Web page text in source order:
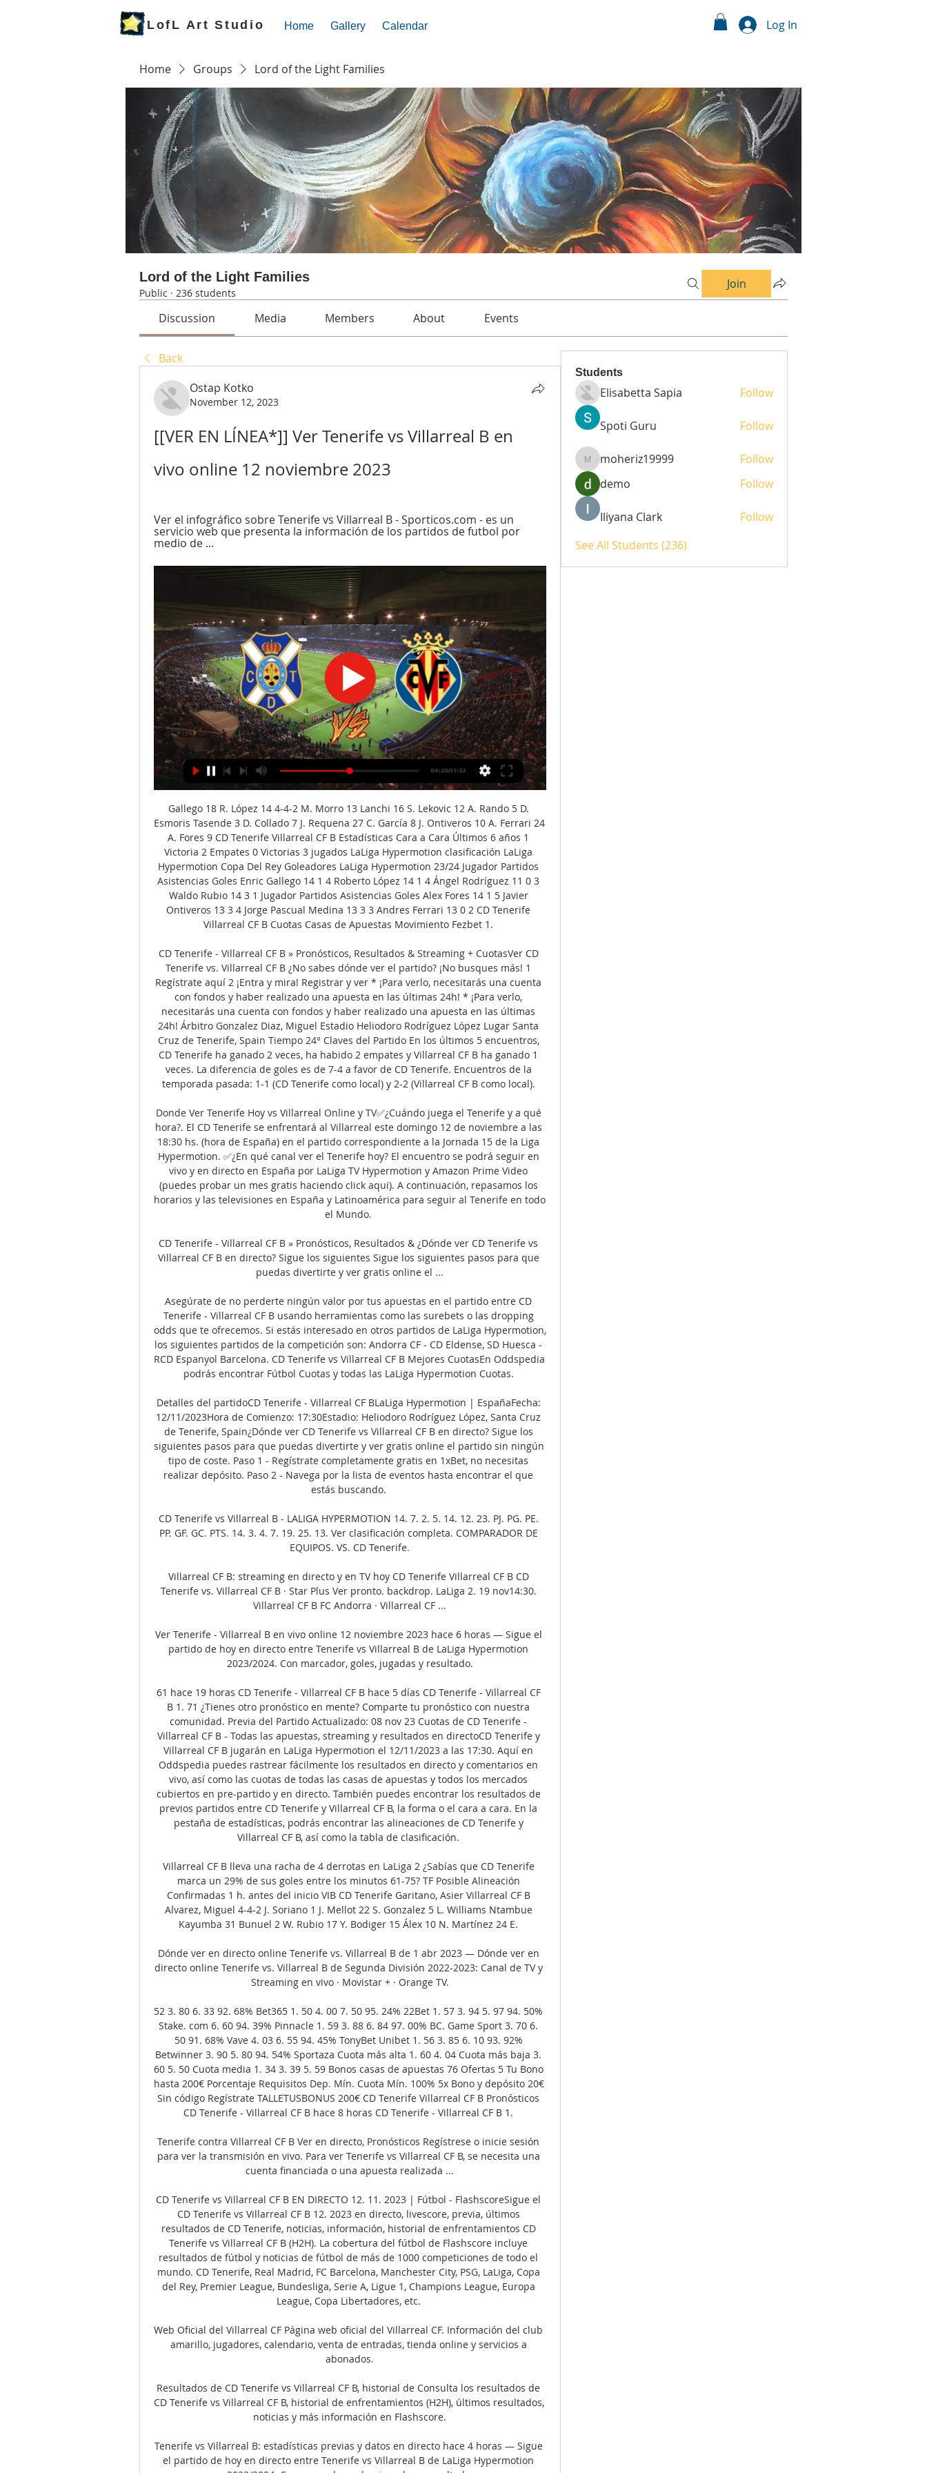
LofL Art Studio Home Gallery Calendar Log In
Home Groups Lord of the Light Families
Lord of the Light Families
Public · 236 students
Join
Discussion Media Members About Events
Back
Ostap Kotko
November 12, 2023
[[VER EN LÍNEA*]] Ver Tenerife vs Villarreal B en
vivo online 12 noviembre 2023
Ver el infográfico sobre Tenerife vs Villarreal B - Sporticos.com - es un
servicio web que presenta la información de los partidos de futbol por
medio de ...
Gallego 18 R. López 14 4-4-2 M. Morro 13 Lanchi 16 S. Lekovic 12 A. Rando 5 D.
Esmoris Tasende 3 D. Collado 7 J. Requena 27 C. García 8 J. Ontiveros 10 A. Ferrari 24
A. Fores 9 CD Tenerife Villarreal CF B Estadísticas Cara a Cara Últimos 6 años 1
Victoria 2 Empates 0 Victorias 3 jugados LaLiga Hypermotion clasificación LaLiga
Hypermotion Copa Del Rey Goleadores LaLiga Hypermotion 23/24 Jugador Partidos
Asistencias Goles Enric Gallego 14 1 4 Roberto López 14 1 4 Ángel Rodríguez 11 0 3
Waldo Rubio 14 3 1 Jugador Partidos Asistencias Goles Alex Fores 14 1 5 Javier
Ontiveros 13 3 4 Jorge Pascual Medina 13 3 3 Andres Ferrari 13 0 2 CD Tenerife
Villarreal CF B Cuotas Casas de Apuestas Movimiento Fezbet 1.
CD Tenerife - Villarreal CF B » Pronósticos, Resultados & Streaming + CuotasVer CD
Tenerife vs. Villarreal CF B ¿No sabes dónde ver el partido? ¡No busques más! 1
Regístrate aquí 2 ¡Entra y mira! Registrar y ver * ¡Para verlo, necesitarás una cuenta
con fondos y haber realizado una apuesta en las últimas 24h! * ¡Para verlo,
necesitarás una cuenta con fondos y haber realizado una apuesta en las últimas
24h! Árbitro Gonzalez Diaz, Miguel Estadio Heliodoro Rodríguez López Lugar Santa
Cruz de Tenerife, Spain Tiempo 24° Claves del Partido En los últimos 5 encuentros,
CD Tenerife ha ganado 2 veces, ha habido 2 empates y Villarreal CF B ha ganado 1
veces. La diferencia de goles es de 7-4 a favor de CD Tenerife. Encuentros de la
temporada pasada: 1-1 (CD Tenerife como local) y 2-2 (Villarreal CF B como local).
Donde Ver Tenerife Hoy vs Villarreal Online y TV✅¿Cuándo juega el Tenerife y a qué
hora?. El CD Tenerife se enfrentará al Villarreal este domingo 12 de noviembre a las
18:30 hs. (hora de España) en el partido correspondiente a la Jornada 15 de la Liga
Hypermotion. ✅¿En qué canal ver el Tenerife hoy? El encuentro se podrá seguir en
vivo y en directo en España por LaLiga TV Hypermotion y Amazon Prime Video
(puedes probar un mes gratis haciendo click aqui). A continuación, repasamos los
horarios y las televisiones en España y Latinoamérica para seguir al Tenerife en todo
el Mundo.
CD Tenerife - Villarreal CF B » Pronósticos, Resultados & ¿Dónde ver CD Tenerife vs
Villarreal CF B en directo? Sigue los siguientes Sigue los siguientes pasos para que
puedas divertirte y ver gratis online el ...
Asegúrate de no perderte ningún valor por tus apuestas en el partido entre CD
Tenerife - Villarreal CF B usando herramientas como las surebets o las dropping
odds que te ofrecemos. Si estás interesado en otros partidos de LaLiga Hypermotion,
los siguientes partidos de la competición son: Andorra CF - CD Eldense, SD Huesca -
RCD Espanyol Barcelona. CD Tenerife vs Villarreal CF B Mejores CuotasEn Oddspedia
podrás encontrar Fútbol Cuotas y todas las LaLiga Hypermotion Cuotas.
Detalles del partidoCD Tenerife - Villarreal CF BLaLiga Hypermotion | EspañaFecha:
12/11/2023Hora de Comienzo: 17:30Estadio: Heliodoro Rodríguez López, Santa Cruz
de Tenerife, Spain¿Dónde ver CD Tenerife vs Villarreal CF B en directo? Sigue los
siguientes pasos para que puedas divertirte y ver gratis online el partido sin ningún
tipo de coste. Paso 1 - Regístrate completamente gratis en 1xBet, no necesitas
realizar depósito. Paso 2 - Navega por la lista de eventos hasta encontrar el que
estás buscando.
CD Tenerife vs Villarreal B - LALIGA HYPERMOTION 14. 7. 2. 5. 14. 12. 23. PJ. PG. PE.
PP. GF. GC. PTS. 14. 3. 4. 7. 19. 25. 13. Ver clasificación completa. COMPARADOR DE
EQUIPOS. VS. CD Tenerife.
Villarreal CF B: streaming en directo y en TV hoy CD Tenerife Villarreal CF B CD
Tenerife vs. Villarreal CF B · Star Plus Ver pronto. backdrop. LaLiga 2. 19 nov14:30.
Villarreal CF B FC Andorra · Villarreal CF ...
Ver Tenerife - Villarreal B en vivo online 12 noviembre 2023 hace 6 horas — Sigue el
partido de hoy en directo entre Tenerife vs Villarreal B de LaLiga Hypermotion
2023/2024. Con marcador, goles, jugadas y resultado.
61 hace 19 horas CD Tenerife - Villarreal CF B hace 5 días CD Tenerife - Villarreal CF
B 1. 71 ¿Tienes otro pronóstico en mente? Comparte tu pronóstico con nuestra
comunidad. Previa del Partido Actualizado: 08 nov 23 Cuotas de CD Tenerife -
Villarreal CF B - Todas las apuestas, streaming y resultados en directoCD Tenerife y
Villarreal CF B jugarán en LaLiga Hypermotion el 12/11/2023 a las 17:30. Aquí en
Oddspedia puedes rastrear fácilmente los resultados en directo y comentarios en
vivo, así como las cuotas de todas las casas de apuestas y todos los mercados
cubiertos en pre-partido y en directo. También puedes encontrar los resultados de
previos partidos entre CD Tenerife y Villarreal CF B, la forma o el cara a cara. En la
pestaña de estadísticas, podrás encontrar las alineaciones de CD Tenerife y
Villarreal CF B, así como la tabla de clasificación.
Villarreal CF B lleva una racha de 4 derrotas en LaLiga 2 ¿Sabías que CD Tenerife
marca un 29% de sus goles entre los minutos 61-75? TF Posible Alineación
Confirmadas 1 h. antes del inicio VIB CD Tenerife Garitano, Asier Villarreal CF B
Alvarez, Miguel 4-4-2 J. Soriano 1 J. Mellot 22 S. Gonzalez 5 L. Williams Ntambue
Kayumba 31 Bunuel 2 W. Rubio 17 Y. Bodiger 15 Álex 10 N. Martínez 24 E.
Dónde ver en directo online Tenerife vs. Villarreal B de 1 abr 2023 — Dónde ver en
directo online Tenerife vs. Villarreal B de Segunda División 2022-2023: Canal de TV y
Streaming en vivo · Movistar + · Orange TV.
52 3. 80 6. 33 92. 68% Bet365 1. 50 4. 00 7. 50 95. 24% 22Bet 1. 57 3. 94 5. 97 94. 50%
Stake. com 6. 60 94. 39% Pinnacle 1. 59 3. 88 6. 84 97. 00% BC. Game Sport 3. 70 6.
50 91. 68% Vave 4. 03 6. 55 94. 45% TonyBet Unibet 1. 56 3. 85 6. 10 93. 92%
Betwinner 3. 90 5. 80 94. 54% Sportaza Cuota más alta 1. 60 4. 04 Cuota más baja 3.
60 5. 50 Cuota media 1. 34 3. 39 5. 59 Bonos casas de apuestas 76 Ofertas 5 Tu Bono
hasta 200€ Porcentaje Requisitos Dep. Mín. Cuota Mín. 100% 5x Bono y depósito 20€
Sin código Regístrate TALLETUSBONUS 200€ CD Tenerife Villarreal CF B Pronósticos
CD Tenerife - Villarreal CF B hace 8 horas CD Tenerife - Villarreal CF B 1.
Tenerife contra Villarreal CF B Ver en directo, Pronósticos Regístrese o inicie sesión
para ver la transmisión en vivo. Para ver Tenerife vs Villarreal CF B, se necesita una
cuenta financiada o una apuesta realizada ...
CD Tenerife vs Villarreal CF B EN DIRECTO 12. 11. 2023 | Fútbol - FlashscoreSigue el
CD Tenerife vs Villarreal CF B 12. 2023 en directo, livescore, previa, últimos
resultados de CD Tenerife, noticias, información, historial de enfrentamientos CD
Tenerife vs Villarreal CF B (H2H). La cobertura del fútbol de Flashscore incluye
resultados de fútbol y noticias de fútbol de más de 1000 competiciones de todo el
mundo. CD Tenerife, Real Madrid, FC Barcelona, Manchester City, PSG, LaLiga, Copa
del Rey, Premier League, Bundesliga, Serie A, Ligue 1, Champions League, Europa
League, Copa Libertadores, etc.
Web Oficial del Villarreal CF Página web oficial del Villarreal CF. Información del club
amarillo, jugadores, calendario, venta de entradas, tienda online y servicios a
abonados.
Resultados de CD Tenerife vs Villarreal CF B, historial de Consulta los resultados de
CD Tenerife vs Villarreal CF B, historial de enfrentamientos (H2H), últimos resultados,
noticias y más información en Flashscore.
Tenerife vs Villarreal B: estadísticas previas y datos en directo hace 4 horas — Sigue
el partido de hoy en directo entre Tenerife vs Villarreal B de LaLiga Hypermotion
Students
Elisabetta Sapia Follow
Spoti Guru Follow
moheriz19999
moheriz19999
Follow
demo
Follow
Iliyana Clark
Follow
See All Students (236)